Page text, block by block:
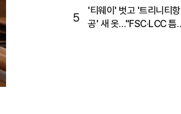
5
'티웨이' 벗고 '트리니티항
공' 새 옷…"FSC·LCC 틈